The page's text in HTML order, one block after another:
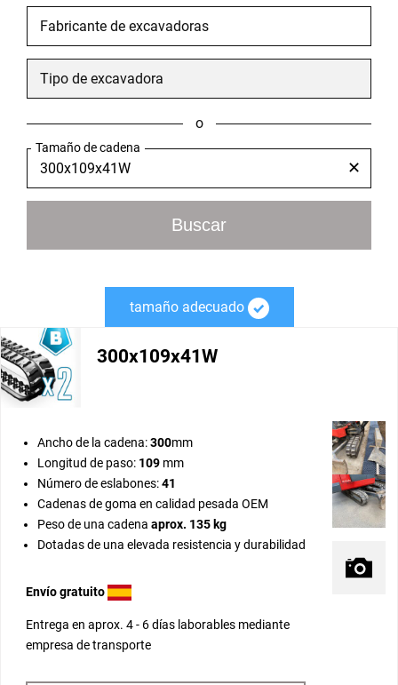
o
Tamaño de cadena
✕
Buscar
tamaño adecuado
300x109x41W
Ancho de la cadena:300mm
Longitud de paso: 109 mm
Número de eslabones:41
Cadenas de goma en calidad pesada OEM
Peso de una cadena aprox. 135 kg
Dotadas de una elevada resistencia y durabilidad
Envío gratuito
Entrega en aprox. 4 - 6 días laborables mediante
empresa de transporte